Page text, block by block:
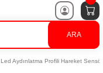
ARA
Led Aydınlatma Profili Hareket